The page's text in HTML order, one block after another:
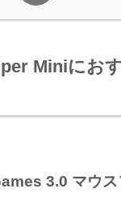
Miniにお
3.0 マウス